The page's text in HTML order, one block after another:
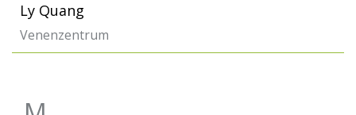
Ly Quang
Venenzentrum